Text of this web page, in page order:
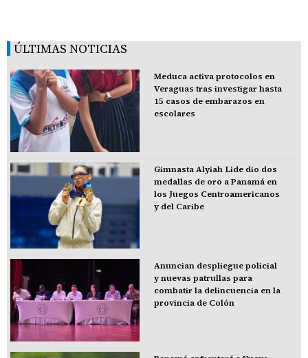
ÚLTIMAS NOTICIAS
Meduca activa protocolos en
Veraguas tras investigar hasta
15 casos de embarazos en
escolares
Gimnasta Alyiah Lide dio dos
medallas de oro a Panamá en
los Juegos Centroamericanos
y del Caribe
Anuncian despliegue policial
y nuevas patrullas para
combatir la delincuencia en la
provincia de Colón